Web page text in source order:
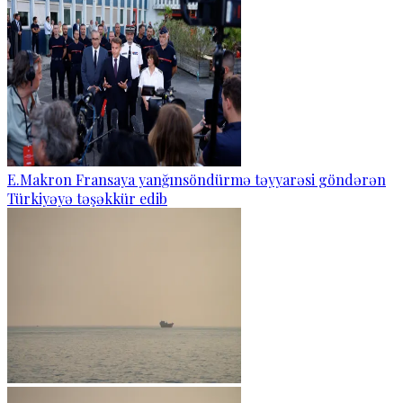
E.Makron Fransaya yanğınsöndürmə təyyarəsi göndərən
Türkiyəyə təşəkkür edib